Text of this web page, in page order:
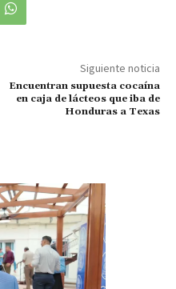
Siguiente noticia
Encuentran supuesta cocaína
en caja de lácteos que iba de
Honduras a Texas